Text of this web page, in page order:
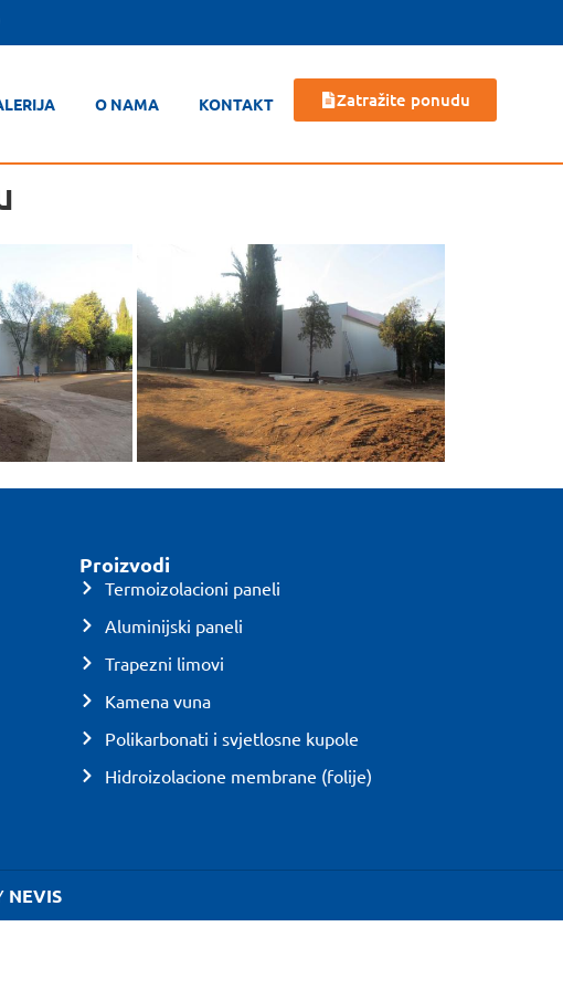
O NAMA KONTAKT Zatražite ponudu
Proizvodi
Termoizolacioni paneli
Aluminijski paneli
Trapezni limovi
Kamena vuna
Polikarbonati i svjetlosne kupole
Hidroizolacione membrane (folije)
NEVIS